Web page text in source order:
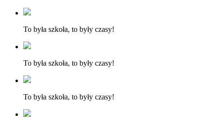
To była szkoła, to były czasy!
To była szkoła, to były czasy!
To była szkoła, to były czasy!